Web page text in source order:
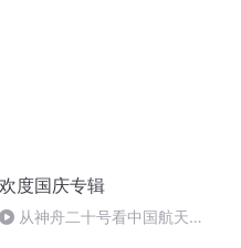
欢度国庆专辑
从神舟二十号看中国航天